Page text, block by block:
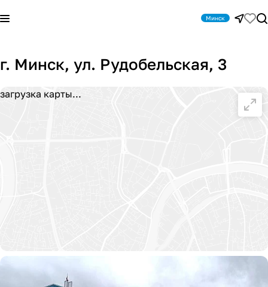
Минск
г. Минск, ул. Рудобельская, 3
загрузка карты...